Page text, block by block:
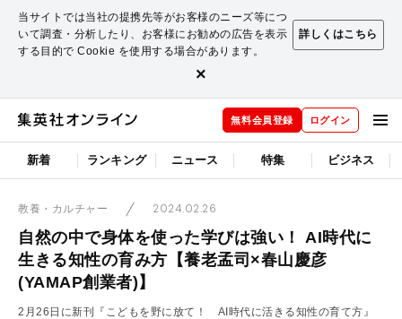
当サイトでは当社の提携先等がお客様のニーズ等につ
いて調査・分析したり、お客様にお勧めの広告を表示
する目的で Cookie を使用する場合があります。
詳しくはこちら
×
無料会員登録 ログイン
新着 ランキング ニュース 特集 ビジネス
教養・カルチャー 2024.02.26
自然の中で身体を使った学びは強い！ AI時代に
生きる知性の育み方【養老孟司×春山慶彦
(YAMAP創業者)】
2月26日に新刊『こどもを野に放て！ AI時代に活きる知性の育て方』